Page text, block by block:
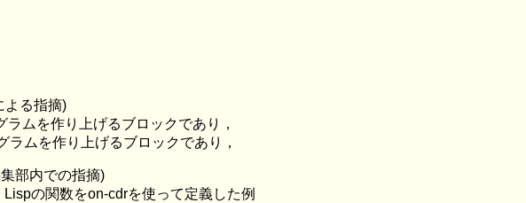
よる指摘)
ラムを作り上げるブロックであり，
ラムを作り上げるブロックであり，
部内での指摘)
Lispの関数をon-cdrを使って定義した例